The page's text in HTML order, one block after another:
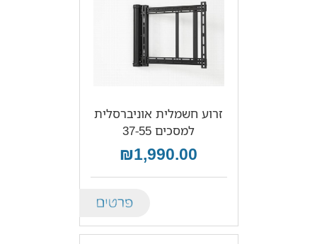
זרוע חשמלית אוניברסלית
למסכים 37-55
₪1,990.00